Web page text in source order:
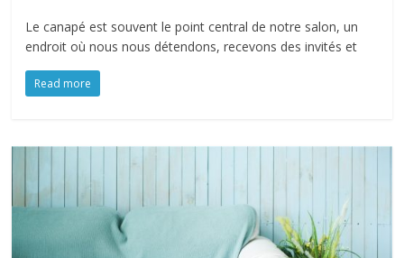
Le canapé est souvent le point central de notre salon, un
endroit où nous nous détendons, recevons des invités et
Read more